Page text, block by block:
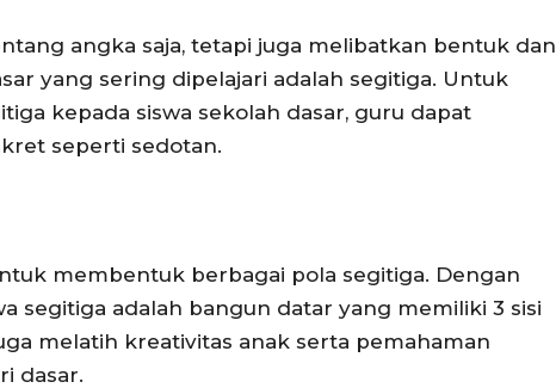
angka saja, tetapi juga melibatkan bentuk dan
yang sering dipelajari adalah segitiga. Untuk
kepada siswa sekolah dasar, guru dapat
seperti sedotan.
membentuk berbagai pola segitiga. Dengan
segitiga adalah bangun datar yang memiliki 3 sisi
melatih kreativitas anak serta pemahaman
dasar.